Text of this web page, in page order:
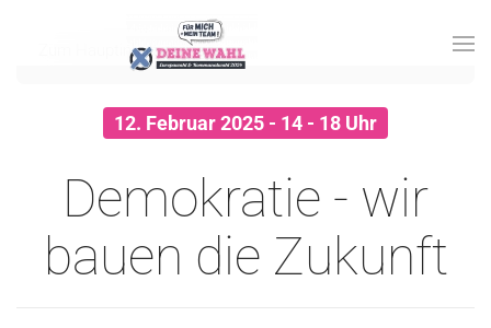
Zum Hauptinhalt springen
12. Februar 2025 - 14 - 18 Uhr
Demokratie - wir
bauen die Zukunft